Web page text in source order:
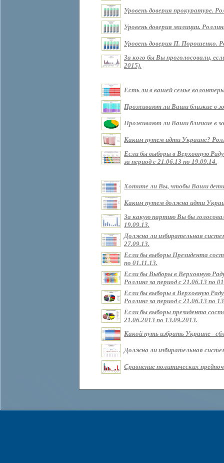
Уровень доверия прокуратуре.
Уровень доверия милиции.
Уровень доверия П. Порошенко.
За кого бы Вы проголосовали,
2015).
Есть ли в вашей семье
Проживают ли Ваши близкие в
Проживают ли Ваши близкие в
Каким путем идти Украине?
Если бы выборы в Верховную
за период с 21.06.13 по 19.09.14.
Хотите ли Вы, чтобы Ваши дети
Каким путем должна идти
За какую партию Вы бы
19.09.13.
Должна ли избирательная
27.09.13.
Если бы выборы Президента
по 01.11.13.
Если бы Выборы в Верховную
Роллинг за период с 21.06.13 по
Если бы выборы в Верховную
Роллинг за период с 21.06.13 по
Если бы выборы президента
21.06.2013 по 13.09.2013.
Какой путь избрать Украине -
Должна ли избирательная
Сравнение политических